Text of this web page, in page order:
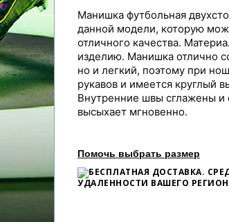
Манишка футбольная
данной модели, которую
отличного качества.
изделию. Манишка отлично
но и легкий, поэтому при
рукавов и имеется круглый
Внутренние швы сглажены и
высыхает мгновенно.
Помочь выбрать размер
БЕСПЛАТНАЯ ДОСТАВКА.
УДАЛЕННОСТИ ВАШЕГО